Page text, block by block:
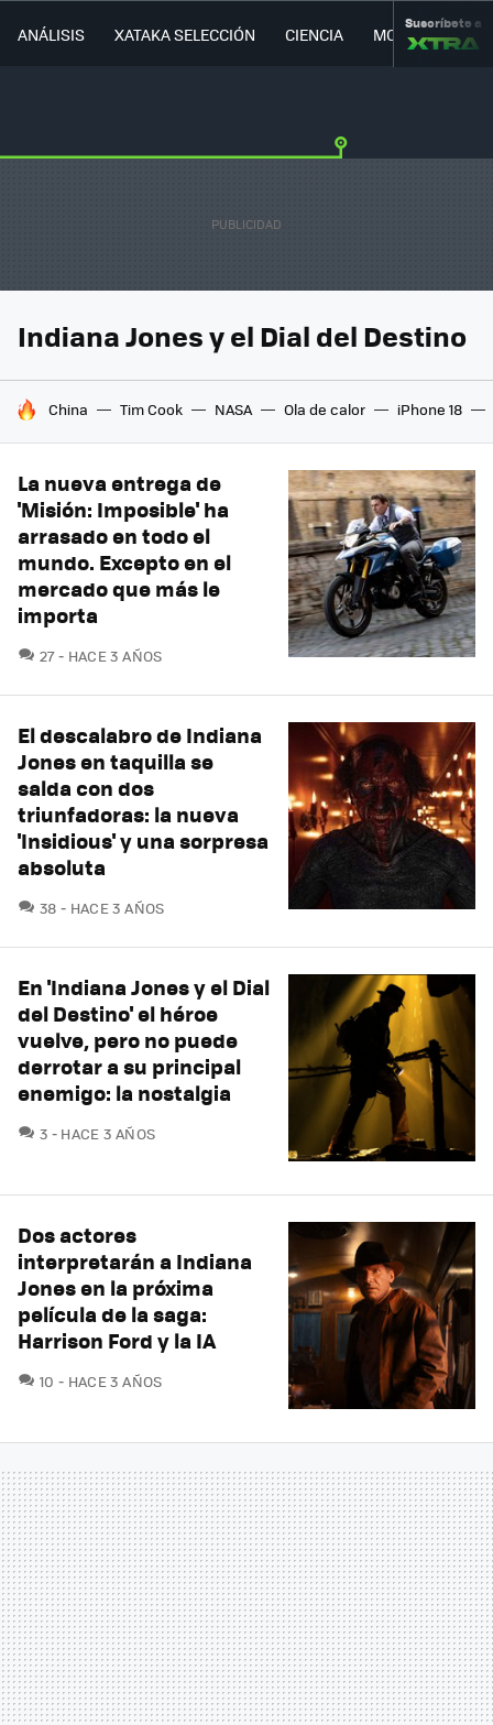
ANÁLISIS XATAKA SELECCIÓN CIENCIA MOVILIDAD
Suscríbete a
Indiana Jones y el Dial del Destino
HOY SE HABLA DE
China Tim Cook NASA Ola de calor iPhone 18
La nueva entrega de
'Misión: Imposible' ha
arrasado en todo el
mundo. Excepto en el
mercado que más le
importa
27COMENTARIOS
HACE 3 AÑOS
El descalabro de Indiana
Jones en taquilla se
salda con dos
triunfadoras: la nueva
'Insidious' y una sorpresa
absoluta
38 COMENTARIOS
HACE 3 AÑOS
En 'Indiana Jones y el Dial
del Destino' el héroe
vuelve, pero no puede
derrotar a su principal
enemigo: la nostalgia
3 COMENTARIOS
HACE 3 AÑOS
Dos actores
interpretarán a Indiana
Jones en la próxima
película de la saga:
Harrison Ford y la IA
10 COMENTARIOS
HACE 3 AÑOS